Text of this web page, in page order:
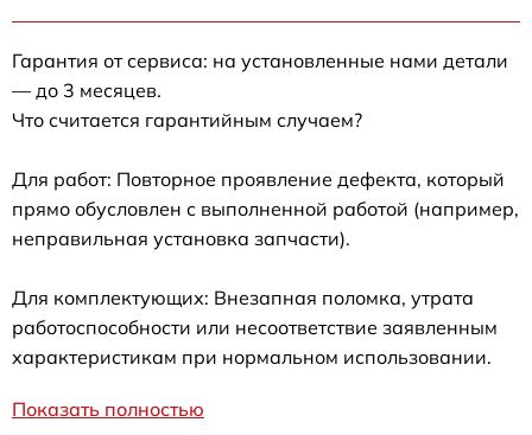
Гарантия от сервиса: на установленные нами детали
— до 3 месяцев.
Что считается гарантийным случаем?
Для работ: Повторное проявление дефекта, который
прямо обусловлен с выполненной работой (например,
неправильная установка запчасти).
Для комплектующих: Внезапная поломка, утрата
работоспособности или несоответствие заявленным
характеристикам при нормальном использовании.
Показать полностью